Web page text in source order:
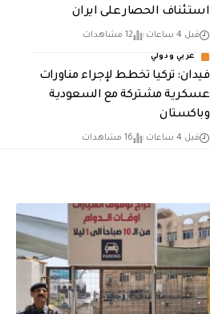
استئناف الحصار على ايران
قبل 4 ساعات 12 مشاهدات
عربي ودولي
فيدان: تركيا تخطط لإجراء مناورات
عسكرية مشتركة مع السعودية
وباكستان
قبل 4 ساعات 16 مشاهدات